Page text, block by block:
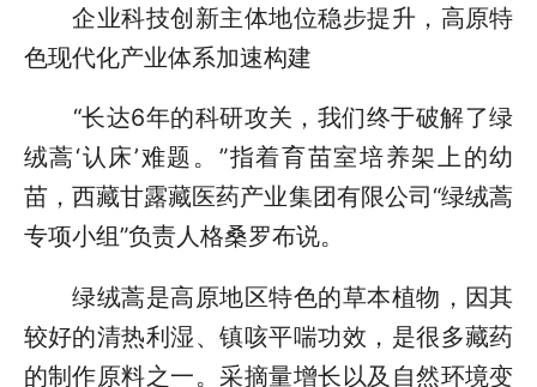
企业科技创新主体地位稳步提升，高原特
色现代化产业体系加速构建
“长达6年的科研攻关，我们终于破解了绿
绒蒿‘认床’难题。”指着育苗室培养架上的幼
苗，西藏甘露藏医药产业集团有限公司“绿绒蒿
专项小组”负责人格桑罗布说。
绿绒蒿是高原地区特色的草本植物，因其
较好的清热利湿、镇咳平喘功效，是很多藏药
的制作原料之一。采摘量增长以及自然环境变